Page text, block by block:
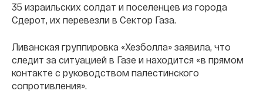
35 израильских солдат и поселенцев из города
Сдерот, их перевезли в Сектор Газа.
Ливанская группировка «Хезболла» заявила, что
следит за ситуацией в Газе и находится «в прямом
контакте с руководством палестинского
сопротивления».